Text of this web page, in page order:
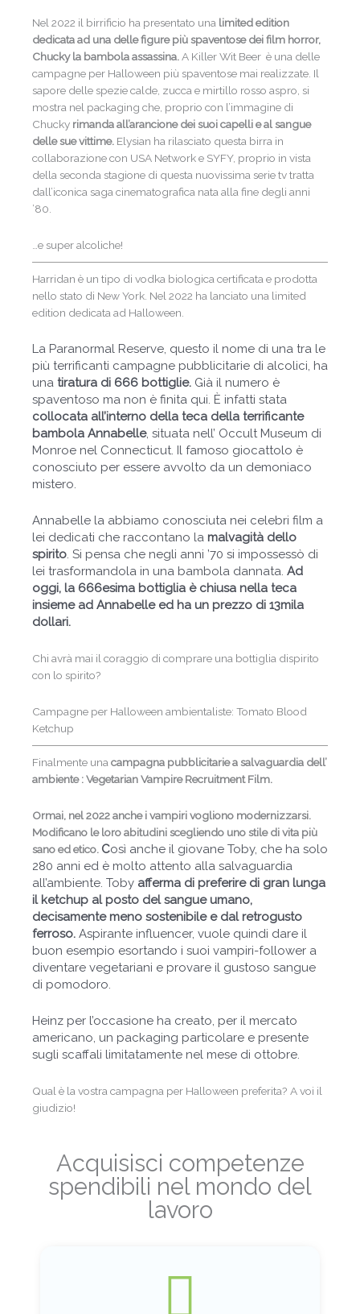
Nel 2022 il birrificio ha presentato una limited edition
dedicata ad una delle figure più spaventose dei film horror,
Chucky la bambola assassina. A Killer Wit Beer è una delle
campagne per Halloween più spaventose mai realizzate. Il
sapore delle spezie calde, zucca e mirtillo rosso aspro, si
mostra nel packaging che, proprio con l’immagine di
Chucky rimanda all’arancione dei suoi capelli e al sangue
delle sue vittime. Elysian ha rilasciato questa birra in
collaborazione con USA Network e SYFY, proprio in vista
della seconda stagione di questa nuovissima serie tv tratta
dall’iconica saga cinematografica nata alla fine degli anni
’80.
…e super alcoliche!
Harridan è un tipo di vodka biologica certificata e prodotta
nello stato di New York. Nel 2022 ha lanciato una limited
edition dedicata ad Halloween.
La Paranormal Reserve, questo il nome di una tra le
più terrificanti campagne pubblicitarie di alcolici, ha
una tiratura di 666 bottiglie. Già il numero è
spaventoso ma non è finita qui. È infatti stata
collocata all’interno della teca della terrificante
bambola Annabelle, situata nell’ Occult Museum di
Monroe nel Connecticut. Il famoso giocattolo è
conosciuto per essere avvolto da un demoniaco
mistero.
Annabelle la abbiamo conosciuta nei celebri film a
lei dedicati che raccontano la malvagità dello
spirito. Si pensa che negli anni ’70 si impossessò di
lei trasformandola in una bambola dannata. Ad
oggi, la 666esima bottiglia è chiusa nella teca
insieme ad Annabelle ed ha un prezzo di 13mila
dollari.
Chi avrà mai il coraggio di comprare una bottiglia dispirito
con lo spirito?
Campagne per Halloween ambientaliste: Tomato Blood
Ketchup
Finalmente una campagna pubblicitarie a salvaguardia dell’
ambiente : Vegetarian Vampire Recruitment Film.
Ormai, nel 2022 anche i vampiri vogliono modernizzarsi.
Modificano le loro abitudini scegliendo uno stile di vita più
sano ed etico. Così anche il giovane Toby, che ha solo
280 anni ed è molto attento alla salvaguardia
all’ambiente. Toby afferma di preferire di gran lunga
il ketchup al posto del sangue umano,
decisamente meno sostenibile e dal retrogusto
ferroso. Aspirante influencer, vuole quindi dare il
buon esempio esortando i suoi vampiri-follower a
diventare vegetariani e provare il gustoso sangue
di pomodoro.
Heinz per l’occasione ha creato, per il mercato
americano, un packaging particolare e presente
sugli scaffali limitatamente nel mese di ottobre.
Qual è la vostra campagna per Halloween preferita? A voi il
giudizio!
Acquisisci competenze
spendibili nel mondo del
lavoro
Marketing?
Iscriviti alla newsletter peraccedere alla
Communitye partecipare ai nostrieventi
gratuiti, acquisendo preziose
conoscenze spendibili nel mondo del
lavoro.
Dichiaro di accettare il trattamento dei miei
dati personali come previsto dalla
informativa sulla privacy.
Marketing
Acconsento, ai sensi del Regolamento (UE)
2016/679 e dell'art. 130 D.Lgs. 196/2003, a
ricevere comunicazioni promozionali e
newsletter da parte del Titolare del
trattamento
Iscriviti